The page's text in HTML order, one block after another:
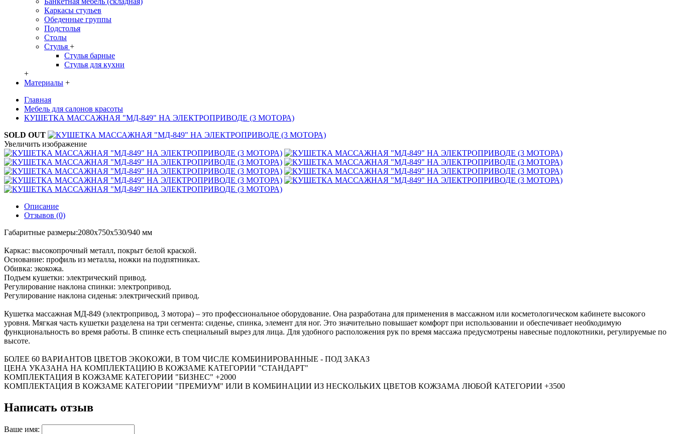
Каркасы стульев
Обеденные группы
Подстолья
Столы
Стулья +
Стулья барные
Стулья для кухни
+
Материалы +
Главная
Мебель для салонов красоты
КУШЕТКА МАССАЖНАЯ "МД-849" НА ЭЛЕКТРОПРИВОДЕ (3 МОТОРА)
SOLD OUT
Увеличить изображение
Описание
Отзывов (0)
Габаритные размеры:2080х750х530/940 мм
Каркас: высокопрочный металл, покрыт белой краской.
Основание: профиль из металла, ножки на подпятниках.
Обивка: экокожа.
Подъем кушетки: электрический привод.
Регулирование наклона спинки: электропривод.
Регулирование наклона сиденья: электрический привод.
Кушетка массажная МД-849 (электропривод, 3 мотора) – это профессиональное оборудование. Она разработана для применения в массажном или косметологическом кабинете высокого
уровня. Мягкая часть кушетки разделена на три сегмента: сиденье, спинка, элемент для ног. Это значительно повышает комфорт при использовании и обеспечивает необходимую
функциональность во время работы. В спинке есть специальный вырез для лица. Для удобного расположения рук по время массажа предусмотрены навесные подлокотники, регулируемые по
высоте.
БОЛЕЕ 60 ВАРИАНТОВ ЦВЕТОВ ЭКОКОЖИ, В ТОМ ЧИСЛЕ КОМБИНИРОВАННЫЕ - ПОД ЗАКАЗ
ЦЕНА УКАЗАНА НА КОМПЛЕКТАЦИЮ В КОЖЗАМЕ КАТЕГОРИИ "СТАНДАРТ"
КОМПЛЕКТАЦИЯ В КОЖЗАМЕ КАТЕГОРИИ "БИЗНЕС" +2000
КОМПЛЕКТАЦИЯ В КОЖЗАМЕ КАТЕГОРИИ "ПРЕМИУМ" ИЛИ В КОМБИНАЦИИ ИЗ НЕСКОЛЬКИХ ЦВЕТОВ КОЖЗАМА ЛЮБОЙ КАТЕГОРИИ +3500
Написать отзыв
Ваше имя: